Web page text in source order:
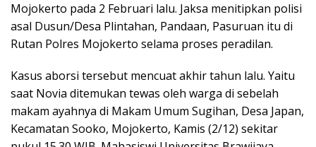
Mojokerto pada 2 Februari lalu. Jaksa menitipkan polisi
asal Dusun/Desa Plintahan, Pandaan, Pasuruan itu di
Rutan Polres Mojokerto selama proses peradilan.
Kasus aborsi tersebut mencuat akhir tahun lalu. Yaitu
saat Novia ditemukan tewas oleh warga di sebelah
makam ayahnya di Makam Umum Sugihan, Desa Japan,
Kecamatan Sooko, Mojokerto, Kamis (2/12) sekitar